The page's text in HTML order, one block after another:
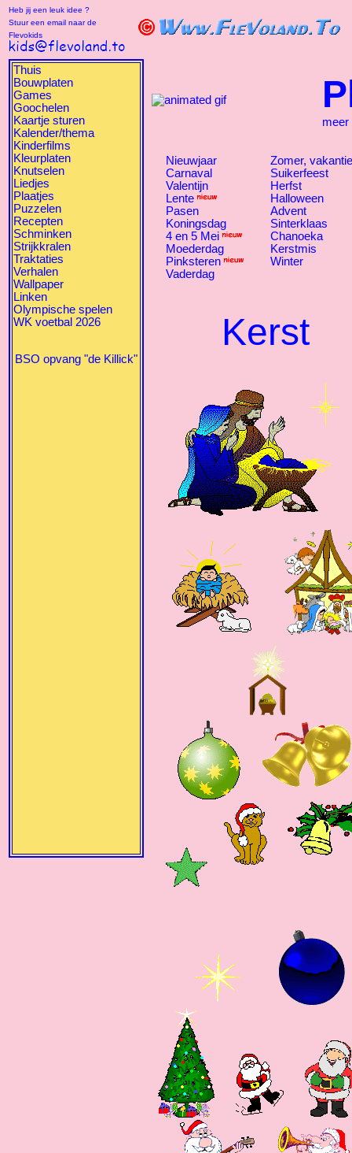
Heb jij een leuk idee ?
Stuur een email naar de
Flevokids
Thuis
Bouwplaten
Games
Goochelen
Kaartje sturen
Kalender/thema
Kinderfilms
Kleurplaten
Knutselen
Liedjes
Plaatjes
Puzzelen
Recepten
Schminken
Strijkkralen
Traktaties
Verhalen
Wallpaper
Linken
Olympische spelen
WK voetbal 2026
BSO opvang "de Killick"
Nieuwjaar
Carnaval
Valentijn
Lente
Pasen
Koningsdag
4 en 5 Mei
Moederdag
Pinksteren
Vaderdag
Zomer, vakantie
Suikerfeest
Herfst
Halloween
Advent
Sinterklaas
Chanoeka
Kerstmis
Winter
Kerst